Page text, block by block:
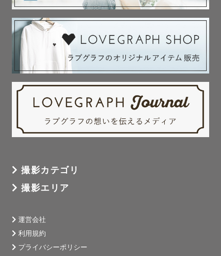
あっという間に過ぎてしまう日々なので、「いま」を残し
ていってほしいです。
にこにこ写真はもちろん、泣いている姿や普段の自然な雰
囲気も大切に撮影します。
記念日だけじゃなくて、日常撮影も大大歓迎です！！
赤ちゃん・お子さまはもちろん、大人になってからもとて
撮影カテゴリ
撮影エリア
運営会社
利用規約
プライバシーポリシー